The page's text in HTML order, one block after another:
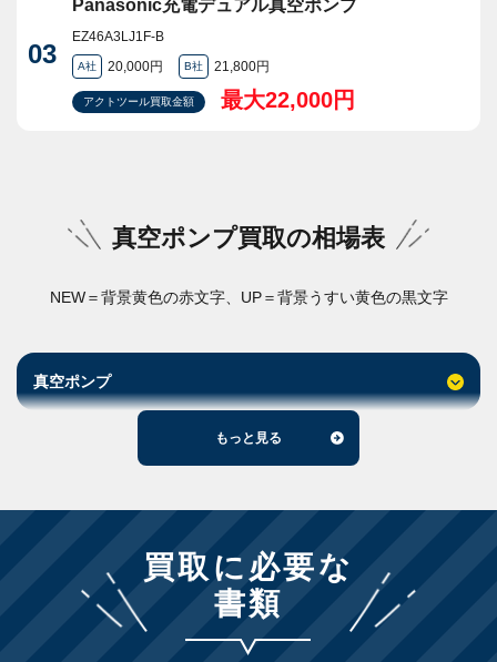
03
Panasonic充電デュアル真空ポンプ
EZ46A3LJ1F-B
A社 20,000円 B社 21,800円
アクトツール買取金額 最大22,000円
真空ポンプ買取の相場表
NEW＝背景黄色の赤文字、UP＝背景うすい黄色の黒文字
真空ポンプ
もっと見る
買取に必要な
書類